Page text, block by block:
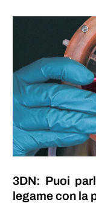
3DN: Puoi
legame con la